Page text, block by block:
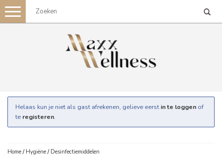
Toggle
navigation
Helaas kun je niet als gast afrekenen, gelieve eerst in te loggen of
te registeren.
Home / Hygiëne / Desinfectiemiddelen